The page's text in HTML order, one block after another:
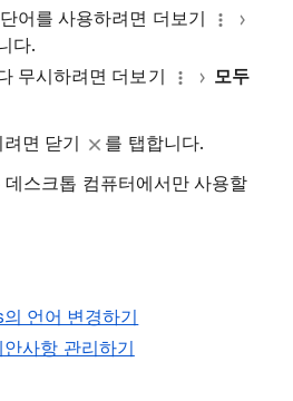
어를 사용하려면 더보기
다.
무시하려면 더보기
모두
면 닫기
를 탭합니다.
스크톱 컴퓨터에서만 사용할
언어 변경하기
사항 관리하기